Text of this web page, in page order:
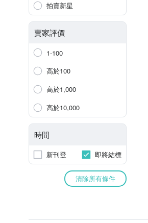
拍賣新星
賣家評價
1-100
高於100
高於1,000
高於10,000
時間
新刊登 即將結標
清除所有條件